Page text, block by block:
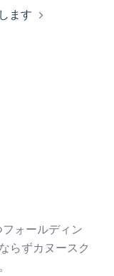
ます
ォールディン
らずカヌースク